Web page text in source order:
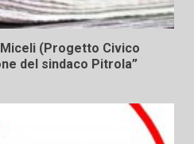
(Progetto Civico
del sindaco Pitrola”